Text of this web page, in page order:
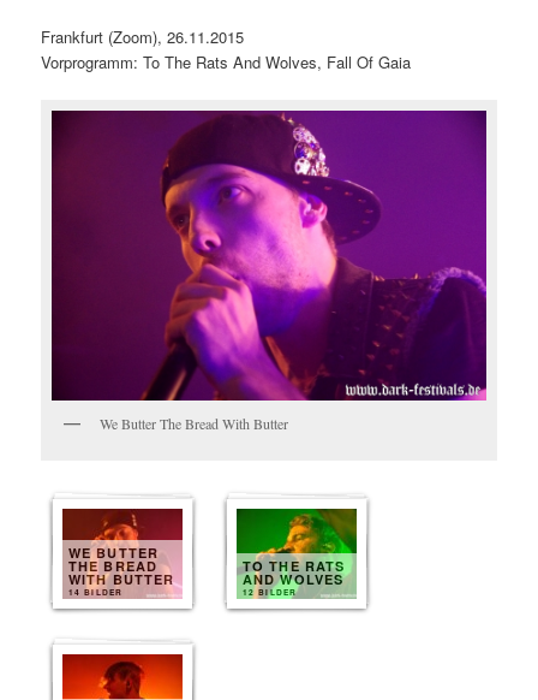
Frankfurt (Zoom), 26.11.2015
Vorprogramm: To The Rats And Wolves, Fall Of Gaia
We Butter The Bread With Butter
WE BUTTER
THE BREAD
WITH BUTTER
14 BILDER
TO THE RATS
AND WOLVES
12 BILDER